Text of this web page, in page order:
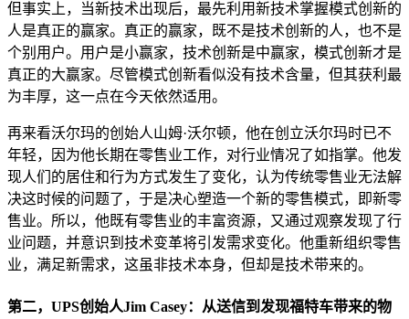
但事实上，当新技术出现后，最先利用新技术掌握模式创新的
人是真正的赢家。真正的赢家，既不是技术创新的人，也不是
个别用户。用户是小赢家，技术创新是中赢家，模式创新才是
真正的大赢家。尽管模式创新看似没有技术含量，但其获利最
为丰厚，这一点在今天依然适用。
再来看沃尔玛的创始人山姆·沃尔顿，他在创立沃尔玛时已不
年轻，因为他长期在零售业工作，对行业情况了如指掌。他发
现人们的居住和行为方式发生了变化，认为传统零售业无法解
决这时候的问题了，于是决心塑造一个新的零售模式，即新零
售业。所以，他既有零售业的丰富资源，又通过观察发现了行
业问题，并意识到技术变革将引发需求变化。他重新组织零售
业，满足新需求，这虽非技术本身，但却是技术带来的。
第二，UPS创始人Jim Casey：从送信到发现福特车带来的物